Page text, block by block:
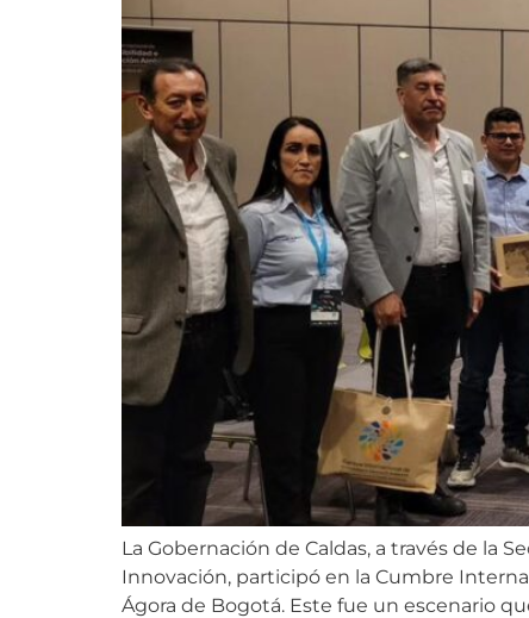
La Gobernación de Caldas, a través de la
Innovación, participó en la Cumbre
Ágora de Bogotá. Este fue un escenario